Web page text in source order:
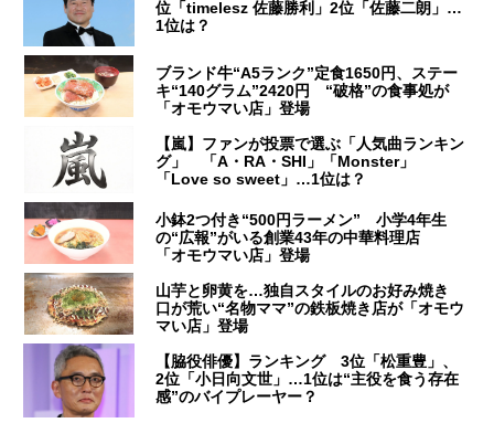
位「timelesz 佐藤勝利」2位「佐藤二朗」…
1位は？
ブランド牛“A5ランク”定食1650円、ステー
キ“140グラム”2420円 “破格”の食事処が
「オモウマい店」登場
【嵐】ファンが投票で選ぶ「人気曲ランキン
グ」 「A・RA・SHI」「Monster」
「Love so sweet」…1位は？
小鉢2つ付き“500円ラーメン” 小学4年生
の“広報”がいる創業43年の中華料理店
「オモウマい店」登場
山芋と卵黄を…独自スタイルのお好み焼き
口が荒い“名物ママ”の鉄板焼き店が「オモウ
マい店」登場
【脇役俳優】ランキング 3位「松重豊」、
2位「小日向文世」…1位は“主役を食う存在
感”のバイプレーヤー？